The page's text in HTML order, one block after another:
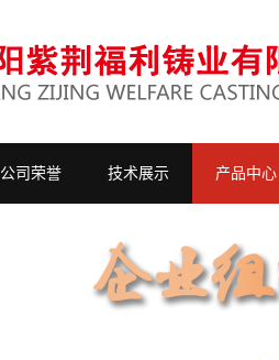
公司荣誉 技术展示 产品中心